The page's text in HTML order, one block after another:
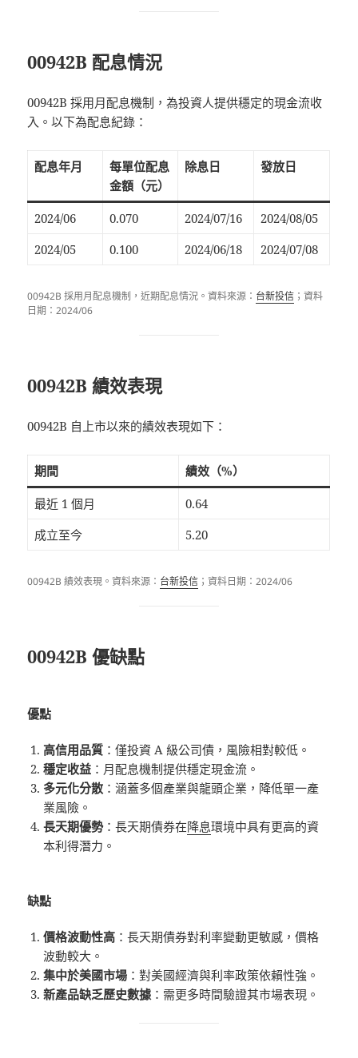
00942B 配息情況
00942B 採用月配息機制，為投資人提供穩定的現金流收
入。以下為配息紀錄：
配息年月
每單位配息
金額（元）
除息日 發放日
2024/06 0.070 2024/07/16
2024/08/05
2024/05
0.100 2024/06/18 2024/07/08
00942B 採用月配息機制，近期配息情況。資料來源： 台新投信 ；資料
日期：2024/06
00942B 績效表現
00942B 自上市以來的績效表現如下：
期間 績效（%）
最近 1 個月
0.64
成立至今
5.20
00942B 績效表現。資料來源： 台新投信 ；資料日期：2024/06
00942B 優缺點
優點
高信用品質 ：僅投資 A 級公司債，風險相對較低。
穩定收益 ：月配息機制提供穩定現金流。
多元化分散 ：涵蓋多個產業與龍頭企業，降低單一產
業風險。
長天期優勢：長天期債券在降息環境中具有更高的資
本利得潛力。
缺點
價格波動性高 ：長天期債券對利率變動更敏感，價格
波動較大。
集中於美國市場 ：對美國經濟與利率政策依賴性強。
新產品缺乏歷史數據 ：需更多時間驗證其市場表現。